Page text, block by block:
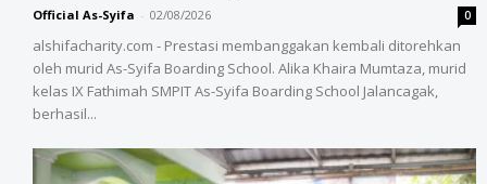
Official As-Syifa - 02/08/2026 0
alshifacharity.com - Prestasi membanggakan kembali ditorehkan
oleh murid As-Syifa Boarding School. Alika Khaira Mumtaza, murid
kelas IX Fathimah SMPIT As-Syifa Boarding School Jalancagak,
berhasil...